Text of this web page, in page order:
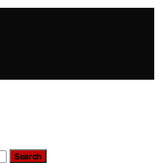
Search